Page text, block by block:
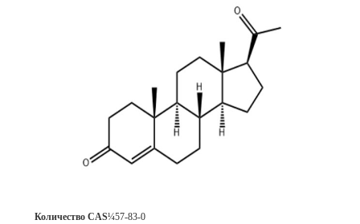
Количество CAS¼57-83-0